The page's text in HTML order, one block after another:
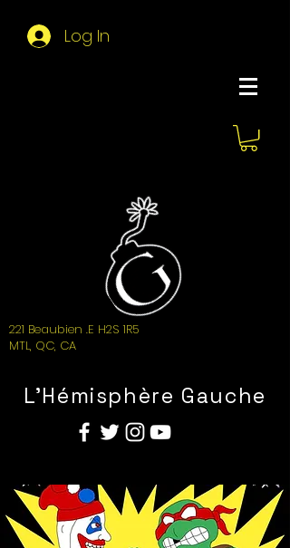
Log In
221 Beaubien .E H2S 1R5
MTL, QC, CA
L'Hémisphère Gauche